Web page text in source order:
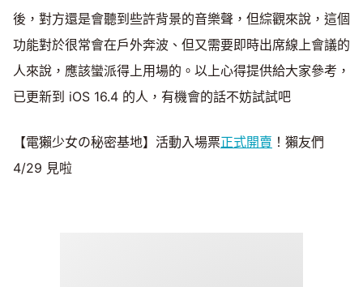
後，對方還是會聽到些許背景的音樂聲，但綜觀來說，這個
功能對於很常會在戶外奔波、但又需要即時出席線上會議的
人來說，應該蠻派得上用場的。以上心得提供給大家參考，
已更新到 iOS 16.4 的人，有機會的話不妨試試吧
【電獺少女の秘密基地】活動入場票正式開賣 ！獺友們
4/29 見啦